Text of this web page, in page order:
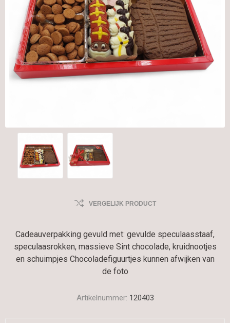
VERGELIJK PRODUCT
Cadeauverpakking gevuld met: gevulde speculaasstaaf,
speculaasrokken, massieve Sint chocolade, kruidnootjes
en schuimpjes Chocoladefiguurtjes kunnen afwijken van
de foto
Artikelnummer: 120403